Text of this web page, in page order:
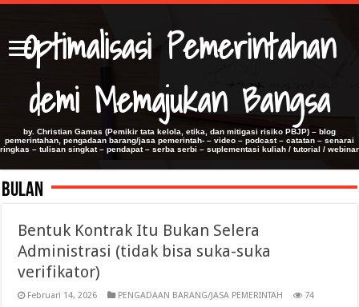
Optimalisasi Pemerintahan
demi Memajukan Bangsa
by. Christian Gamas (Pemikir tata kelola, etika, dan mitigasi risiko PBJP) – blog
pemerintahan, pengadaan barang/jasa pemerintah- – video – podcast – catatan – senarai
ringkas – tulisan singkat – pendapat – serba serbi – suplementasi kuliah / tutorial / webinar
Bulan
Bentuk Kontrak Itu Bukan Selera
Administrasi (tidak bisa suka-suka
verifikator)
Februari 14, 2026 PENGADAAN BARANG/JASA PEMERINTAH 74